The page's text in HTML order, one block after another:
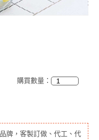
購買數量：
牌，客製訂做、代工、代